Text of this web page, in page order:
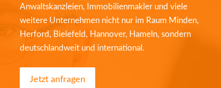
Anwaltskanzleien, Immobilienmakler und viele
weitere Unternehmen nicht nur im Raum Minden,
Herford, Bielefeld, Hannover, Hameln, sondern
deutschlandweit und international.
Jetzt anfragen